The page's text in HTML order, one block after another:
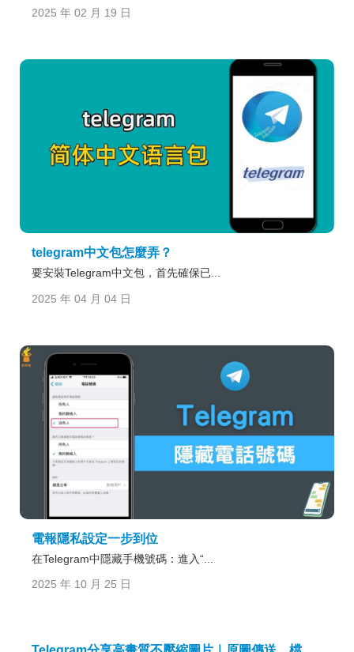
2025 年 02 月 19 日
telegram中文包怎麼弄？
要安裝Telegram中文包，首先確保已...
2025 年 04 月 04 日
電報隱私設定一步到位
在Telegram中隱藏手機號碼：進入“...
2025 年 10 月 25 日